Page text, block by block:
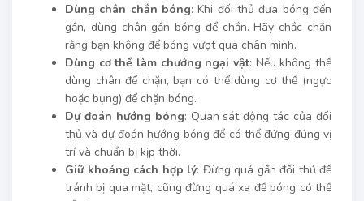
Dùng chân chắn bóng: Khi đối thủ đưa bóng đến
gần, dùng chân gần bóng để chắn. Hãy chắc chắn
rằng bạn không để bóng vượt qua chân mình.
Dùng cơ thể làm chướng ngại vật: Nếu không thể
dùng chân để chặn, bạn có thể dùng cơ thể (ngực
hoặc bụng) để chặn bóng.
Dự đoán hướng bóng: Quan sát động tác của đối
thủ và dự đoán hướng bóng để có thể đứng đúng vị
trí và chuẩn bị kịp thời.
Giữ khoảng cách hợp lý: Đừng quá gần đối thủ để
tránh bị qua mặt, cũng đừng quá xa để bóng có thể